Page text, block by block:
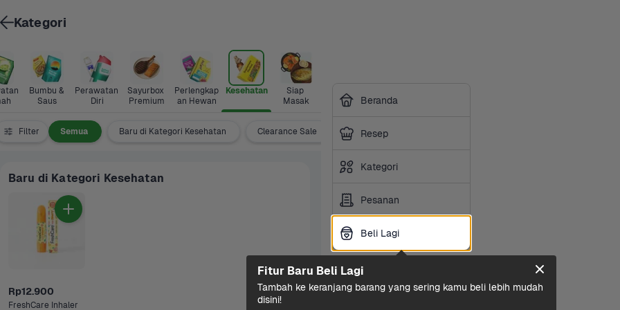
Bumbu &
Saus
Perawatan
Diri
Sayurbox
Premium
Perlengkap
an Hewan
Kesehatan
Siap
Masak
Filter Semua Baru di Kategori Kesehatan Clearance Sale Vitamin
Baru di Kategori Kesehatan
Rp12.900
FreshCare Inhaler
Beranda
Resep
Kategori
Pesanan
Beli Lagi
Kategori
Beli Lagi
Fitur Baru Beli Lagi
Tambah ke keranjang barang yang sering kamu beli lebih mudah
disini!